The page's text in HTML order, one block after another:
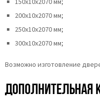
200х10х2070 мм;
250х10х2070 мм;
300х10х2070 мм;
Возможно изготовление
Дополнительная